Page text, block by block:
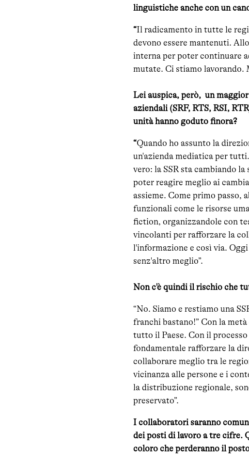
linguistiche anche con un
“Il radicamento in tutte le
devono essere mantenuti.
interna per poter continuare
mutate. Ci stiamo lavorando.
Lei auspica, però, un
aziendali (SRF, RTS, RSI,
unità hanno goduto finora?
“Quando ho assunto la
un'azienda mediatica per
vero: la SSR sta cambiando
poter reagire meglio ai
assieme. Come primo passo,
funzionali come le risorse
fiction, organizzandole con
vincolanti per rafforzare la
l'informazione e così via.
senz'altro meglio”.
Non c'è quindi il rischio che
“No. Siamo e restiamo una
franchi bastano!” Con la
tutto il Paese. Con il
fondamentale rafforzare la
collaborare meglio tra le
vicinanza alle persone e i
la distribuzione regionale,
preservato”.
I collaboratori saranno
dei posti di lavoro a tre cifre.
coloro che perderanno il